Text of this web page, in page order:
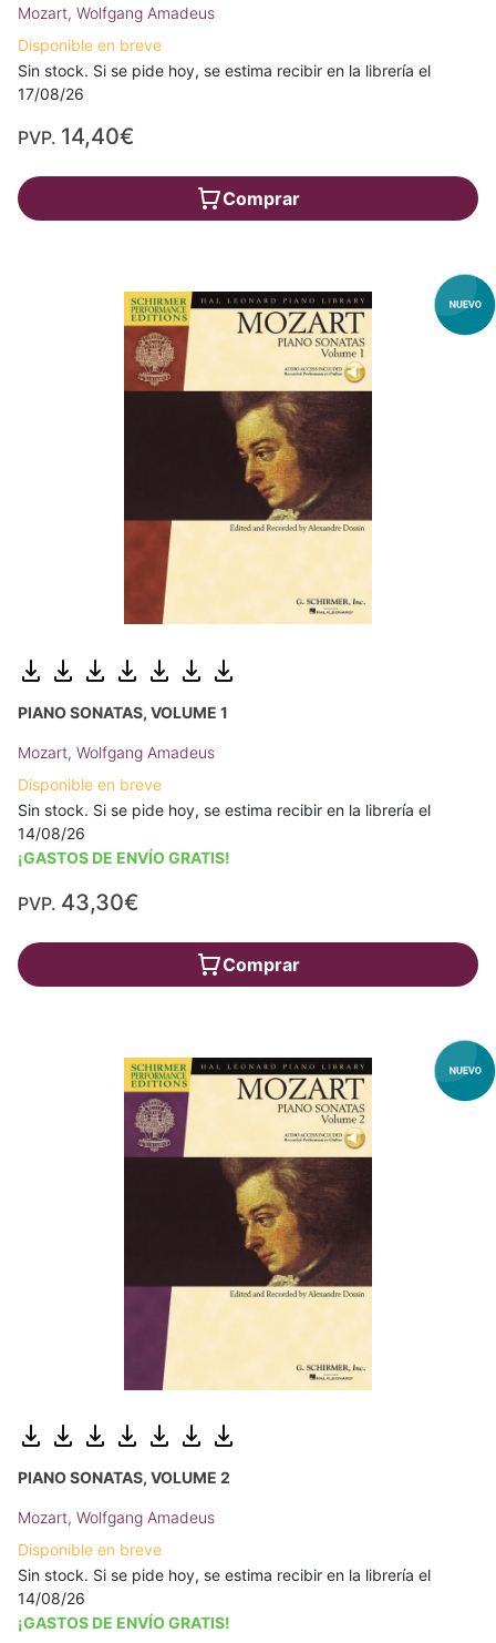
Mozart, Wolfgang Amadeus
Disponible en breve
Sin stock. Si se pide hoy, se estima recibir en la librería el
17/08/26
PVP. 14,40€
Comprar
PIANO SONATAS, VOLUME 1
Mozart, Wolfgang Amadeus
Disponible en breve
Sin stock. Si se pide hoy, se estima recibir en la librería el
14/08/26
¡GASTOS DE ENVÍO GRATIS!
PVP. 43,30€
Comprar
PIANO SONATAS, VOLUME 2
Mozart, Wolfgang Amadeus
Disponible en breve
Sin stock. Si se pide hoy, se estima recibir en la librería el
14/08/26
¡GASTOS DE ENVÍO GRATIS!